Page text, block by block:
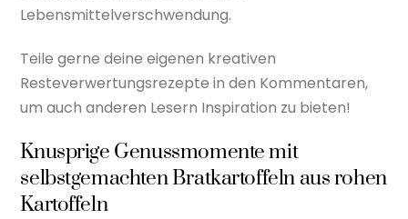
Lebensmittelverschwendung.
Teile gerne deine eigenen kreativen
Resteverwertungsrezepte in den Kommentaren,
um auch anderen Lesern Inspiration zu bieten!
Knusprige Genussmomente mit
selbstgemachten Bratkartoffeln aus rohen
Kartoffeln